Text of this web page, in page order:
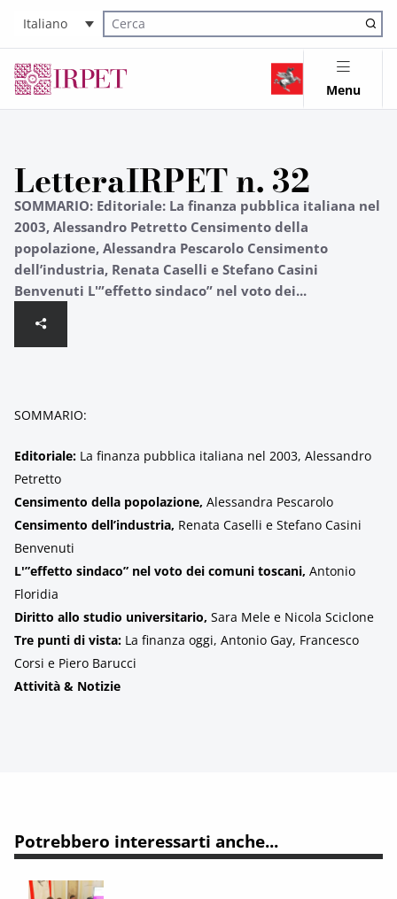
Italiano
Cerca nel sito
Menu
LetteraIRPET n. 32
SOMMARIO: Editoriale: La finanza pubblica italiana nel
2003, Alessandro Petretto Censimento della
popolazione, Alessandra Pescarolo Censimento
dell’industria, Renata Caselli e Stefano Casini
Benvenuti L'”effetto sindaco” nel voto dei...
SOMMARIO:
Editoriale: La finanza pubblica italiana nel 2003, Alessandro
Petretto
Censimento della popolazione, Alessandra Pescarolo
Censimento dell’industria, Renata Caselli e Stefano Casini
Benvenuti
L'”effetto sindaco” nel voto dei comuni toscani, Antonio
Floridia
Diritto allo studio universitario, Sara Mele e Nicola Sciclone
Tre punti di vista: La finanza oggi, Antonio Gay, Francesco
Corsi e Piero Barucci
Attività & Notizie
Potrebbero interessarti anche...